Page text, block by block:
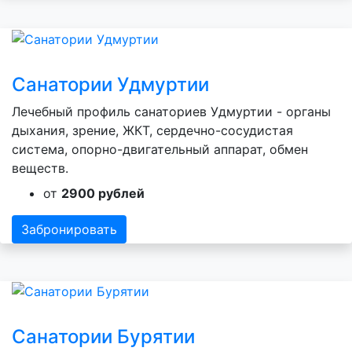
Санатории Удмуртии
Лечебный профиль санаториев Удмуртии - органы
дыхания, зрение, ЖКТ, сердечно-сосудистая
система, опорно-двигательный аппарат, обмен
веществ.
от 2900 рублей
Забронировать
Санатории Бурятии